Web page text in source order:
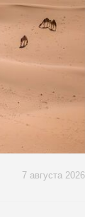
7 августа 2026